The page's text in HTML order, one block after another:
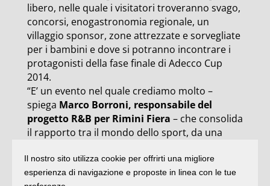
libero, nelle quale i visitatori troveranno svago,
concorsi, enogastronomia regionale, un
villaggio sponsor, zone attrezzate e sorvegliate
per i bambini e dove si potranno incontrare i
protagonisti della fase finale di Adecco Cup
2014.
“E’ un evento nel quale crediamo molto –
spiega Marco Borroni, responsabile del
progetto R&B per Rimini Fiera – che consolida
il rapporto tra il mondo dello sport, da una
R&B si caratterizza per un format innovativo,
che unisce agonismo e divertimento, ragazzi e
Il nostro sito utilizza cookie per offrirti una migliore
esperienza di navigazione e proposte in linea con le tue